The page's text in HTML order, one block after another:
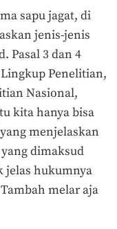
sapu jagat, di
jenis-jenis
Pasal 3 dan 4
Penelitian,
Nasional,
kita hanya bisa
menjelaskan
dimaksud
jelas hukumnya
melar aja